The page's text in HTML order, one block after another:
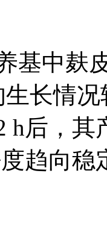
基中麸
长情
h后，
趋向稳